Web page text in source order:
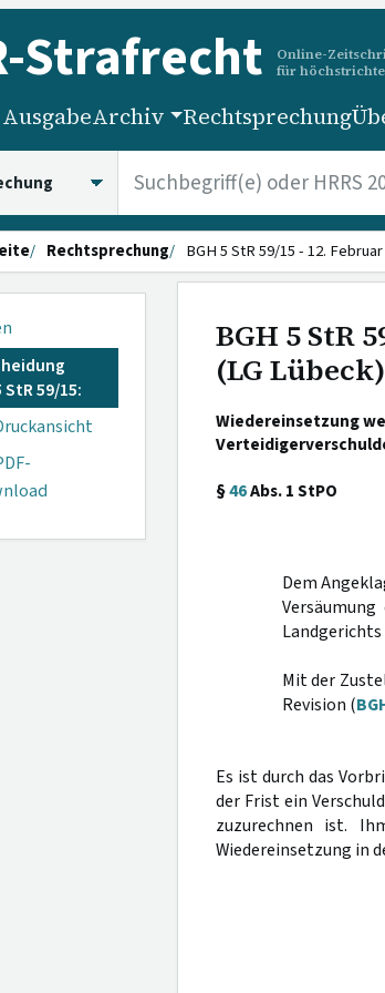
-Strafrecht
Online-
für
Archiv Rechtsprechung
Rechtsprechung BGH 5 StR 59/15 - 12.
StR 59/15:
BGH 5 StR
(LG Lübeck)
Wiedereinsetzung
§46Abs. 1 StPO
Dem
Landgerichts
Mit der
Revision (
Es ist durch das
der Frist ein
zuzurechnen ist.
Wiedereinsetzung in